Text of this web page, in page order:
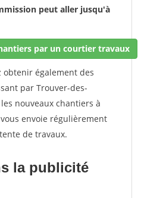
peut aller jusqu'à
par un courtier travaux
obtenir également des
par Trouver-des-
nouveaux chantiers à
envoie régulièrement
de travaux.
la publicité